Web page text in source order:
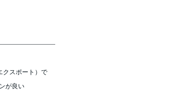
クスポート）で
が良い